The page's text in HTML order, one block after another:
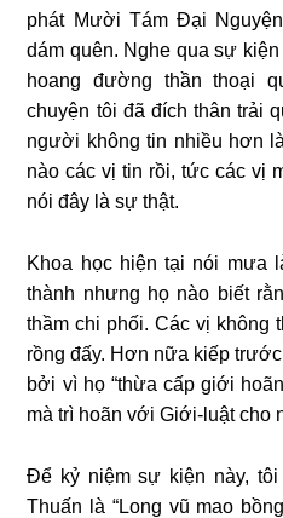
phát Mười Tám Đại
dám quên. Nghe qua sự
hoang đường thần thoại
chuyện tôi đã đích thân trải
người không tin nhiều hơn
nào các vị tin rồi, tức các vị
nói đây là sự thật.
Khoa học hiện tại nói mưa
thành nhưng họ nào biết
thầm chi phối. Các vị không
rồng đấy. Hơn nữa kiếp
bởi vì họ “thừa cấp giới
mà trì hoãn với Giới-luật cho
Để kỷ niệm sự kiện này,
Thuấn là “Long vũ mao